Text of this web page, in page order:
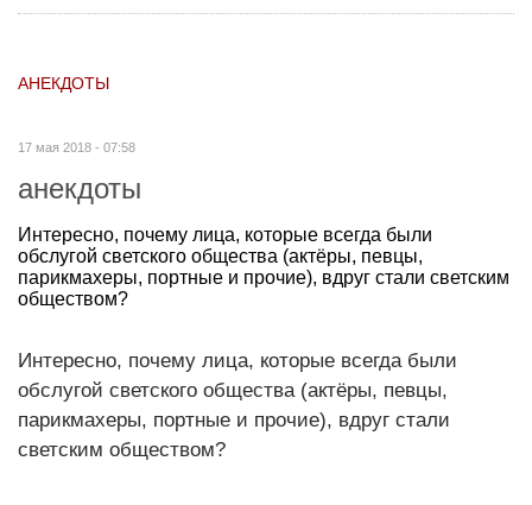
АНЕКДОТЫ
17 мая 2018 - 07:58
анекдоты
Интересно, почему лица, которые всегда были
обслугой светского общества (актёры, певцы,
парикмахеры, портные и прочие), вдруг стали светским
обществом?
Интересно, почему лица, которые всегда были
обслугой светского общества (актёры, певцы,
парикмахеры, портные и прочие), вдруг стали
светским обществом?